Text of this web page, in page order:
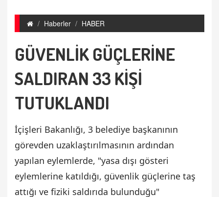
Haberler HABER
GÜVENLİK GÜÇLERİNE
SALDIRAN 33 KİŞİ
TUTUKLANDI
İçişleri Bakanlığı, 3 belediye başkanının
görevden uzaklaştırılmasının ardından
yapılan eylemlerde, "yasa dışı gösteri
eylemlerine katıldığı, güvenlik güçlerine taş
attığı ve fiziki saldırıda bulunduğu"